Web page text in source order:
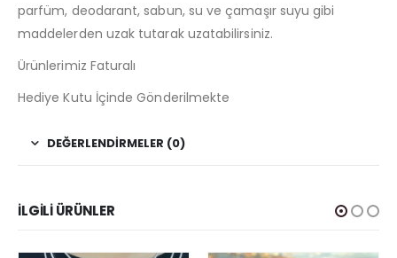
parfüm, deodarant, sabun, su ve çamaşır suyu gibi
maddelerden uzak tutarak uzatabilirsiniz.
Ürünlerimiz Faturalı
Hediye Kutu İçinde Gönderilmekte
DEĞERLENDIRMELER (0)
İLGILI ÜRÜNLER